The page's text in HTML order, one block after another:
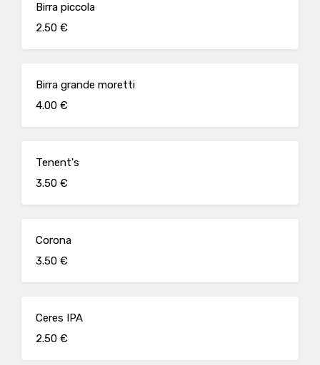
Birra piccola
2.50 €
Birra grande moretti
4.00 €
Tenent's
3.50 €
Corona
3.50 €
Ceres IPA
2.50 €